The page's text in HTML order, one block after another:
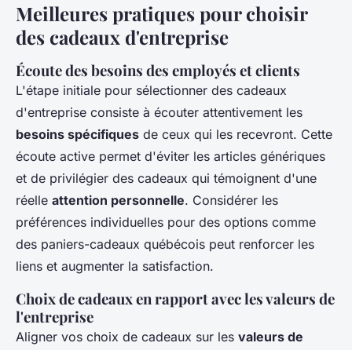
Meilleures pratiques pour choisir
des cadeaux d'entreprise
Écoute des besoins des employés et clients
L'étape initiale pour sélectionner des cadeaux
d'entreprise consiste à écouter attentivement les
besoins spécifiques de ceux qui les recevront. Cette
écoute active permet d'éviter les articles génériques
et de privilégier des cadeaux qui témoignent d'une
réelle attention personnelle. Considérer les
préférences individuelles pour des options comme
des paniers-cadeaux québécois peut renforcer les
liens et augmenter la satisfaction.
Choix de cadeaux en rapport avec les valeurs de
l'entreprise
Aligner vos choix de cadeaux sur les valeurs de